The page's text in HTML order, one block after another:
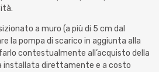
a muro (a più di 5 cm dal
la pompa di scarico in aggiunta alla
contestualmente all’acquisto della
installata direttamente e a costo